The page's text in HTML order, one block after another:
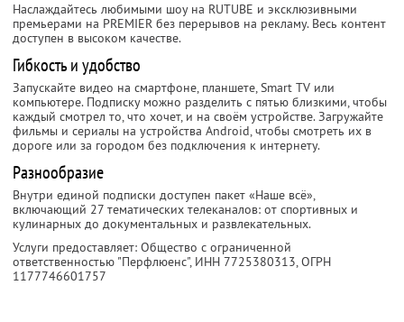
Наслаждайтесь любимыми шоу на RUTUBE и эксклюзивными
премьерами на PREMIER без перерывов на рекламу. Весь контент
доступен в высоком качестве.
Гибкость и удобство
Запускайте видео на смартфоне, планшете, Smart TV или
компьютере. Подписку можно разделить с пятью близкими, чтобы
каждый смотрел то, что хочет, и на своём устройстве. Загружайте
фильмы и сериалы на устройства Android, чтобы смотреть их в
дороге или за городом без подключения к интернету.
Разнообразие
Внутри единой подписки доступен пакет «Наше всё»,
включающий 27 тематических телеканалов: от спортивных и
кулинарных до документальных и развлекательных.
Услуги предоставляет: Общество с ограниченной
ответственностью "Перфлюенс", ИНН 7725380313, ОГРН
1177746601757